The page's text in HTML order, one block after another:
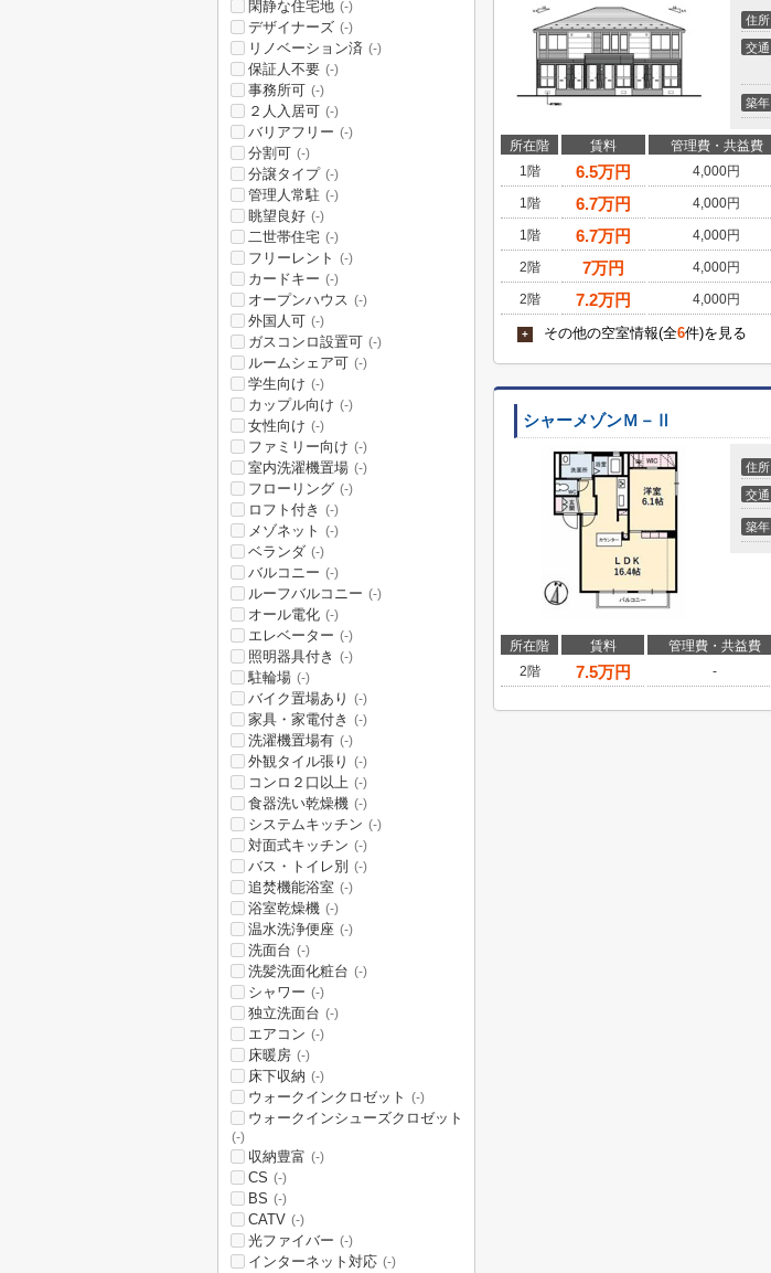
住所
交通
築年
所在階 賃料 管理費・共益費
1階
6.5万円 4,000円
1階
6.7万円 4,000円
1階
6.7万円 4,000円
2階
7万円 4,000円
2階
7.2万円 4,000円
+ その他の空室情報(全6件)を見る
シャーメゾンＭ－Ⅱ
住所
交通
築年
所在階 賃料 管理費・共益費
2階
7.5万円 -
閑静な住宅地 (-)
デザイナーズ (-)
リノベーション済 (-)
保証人不要 (-)
事務所可 (-)
２人入居可 (-)
バリアフリー (-)
分割可 (-)
分譲タイプ (-)
管理人常駐 (-)
眺望良好 (-)
二世帯住宅 (-)
フリーレント (-)
カードキー (-)
オープンハウス (-)
外国人可 (-)
ガスコンロ設置可 (-)
ルームシェア可 (-)
学生向け (-)
カップル向け (-)
女性向け (-)
ファミリー向け (-)
室内洗濯機置場 (-)
フローリング (-)
ロフト付き (-)
メゾネット (-)
ベランダ (-)
バルコニー (-)
ルーフバルコニー (-)
オール電化 (-)
エレベーター (-)
照明器具付き (-)
駐輪場 (-)
バイク置場あり (-)
家具・家電付き (-)
洗濯機置場有 (-)
外観タイル張り (-)
コンロ２口以上 (-)
食器洗い乾燥機 (-)
システムキッチン (-)
対面式キッチン (-)
バス・トイレ別 (-)
追焚機能浴室 (-)
浴室乾燥機 (-)
温水洗浄便座 (-)
洗面台 (-)
洗髪洗面化粧台 (-)
シャワー (-)
独立洗面台 (-)
エアコン (-)
床暖房 (-)
床下収納 (-)
ウォークインクロゼット (-)
ウォークインシューズクロゼット
(-)
収納豊富 (-)
CS (-)
BS (-)
CATV (-)
光ファイバー (-)
インターネット対応 (-)